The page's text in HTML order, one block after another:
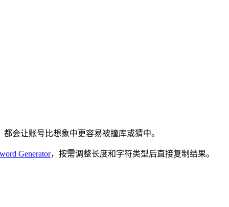
会让账号比想象中更容易被撞库或猜中。
Generator，按需调整长度和字符类型后直接复制结果。